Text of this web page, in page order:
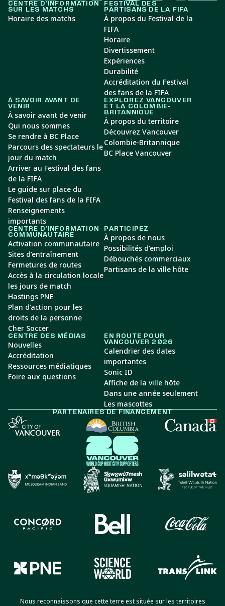
CENTRE D’INFORMATION
SUR LES MATCHS
Horaire des matchs
FESTIVAL DES
PARTISANS DE LA FIFA
À propos du Festival de la
FIFA
Horaire
Divertissement
Expériences
Durabilité
Accréditation du Festival
des fans de la FIFA
À SAVOIR AVANT DE
VENIR
À savoir avant de venir
Qui nous sommes
Se rendre à BC Place
Parcours des spectateurs le
jour du match
Arriver au Festival des fans
de la FIFA
Le guide sur place du
Festival des fans de la FIFA
Renseignements
importants
EXPLOREZ VANCOUVER
ET LA COLOMBIE-
BRITANNIQUE
À propos du territoire
Découvrez Vancouver
Colombie-Britannique
BC Place Vancouver
CENTRE D’INFORMATION
COMMUNAUTAIRE
Activation communautaire
Sites d’entraînement
Fermetures de routes
Accès à la circulation locale
les jours de match
Hastings PNE
Plan d’action pour les
droits de la personne
Cher Soccer
PARTICIPEZ
À propos de nous
Possibilités d’emploi
Débouchés commerciaux
Partisans de la ville hôte
CENTRE DES MÉDIAS
Nouvelles
Accréditation
Ressources médiatiques
Foire aux questions
EN ROUTE POUR
VANCOUVER 2026
Calendrier des dates
importantes
Sonic ID
Affiche de la ville hôte
Dans une année seulement
Les mascottes
PARTENAIRES DE FINANCEMENT
Nous reconnaissons que cette terre est située sur les territoires